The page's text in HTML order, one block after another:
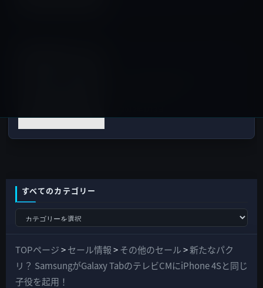
すべてのカテゴリー
て
の
カ
TOPページ>セール情報>その他のセール>新たなパク
リ？ SamsungがGalaxy TabのテレビCMにiPhone 4Sと同じ
子役を起用！